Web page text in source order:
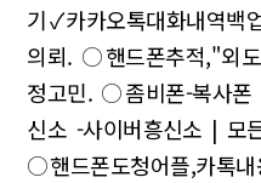
기✓카카오톡대화내역백
의뢰. ○핸드폰추적,"외
정고민. ○좀비폰-복사
신소 -사이버흥신소 | 모
○핸드폰도청어플,카톡